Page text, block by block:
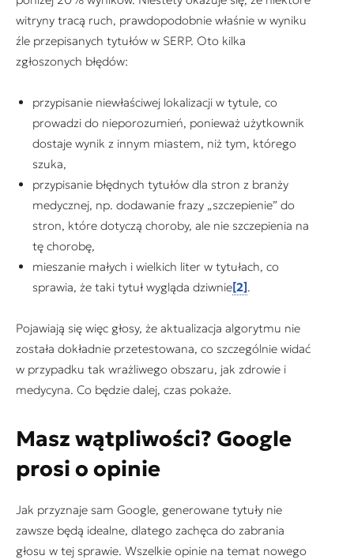
witryny tracą ruch, prawdopodobnie właśnie w wyniku
źle przepisanych tytułów w SERP. Oto kilka
zgłoszonych błędów:
przypisanie niewłaściwej lokalizacji w tytule, co
prowadzi do nieporozumień, ponieważ użytkownik
dostaje wynik z innym miastem, niż tym, którego
szuka,
przypisanie błędnych tytułów dla stron z branży
medycznej, np. dodawanie frazy „szczepienie” do
stron, które dotyczą choroby, ale nie szczepienia na
tę chorobę,
mieszanie małych i wielkich liter w tytułach, co
sprawia, że taki tytuł wygląda dziwnie[2].
Pojawiają się więc głosy, że aktualizacja algorytmu nie
została dokładnie przetestowana, co szczególnie widać
w przypadku tak wrażliwego obszaru, jak zdrowie i
medycyna. Co będzie dalej, czas pokaże.
Masz wątpliwości? Google
prosi o opinie
Jak przyznaje sam Google, generowane tytuły nie
zawsze będą idealne, dlatego zachęca do zabrania
głosu w tej sprawie. Wszelkie opinie na temat nowego